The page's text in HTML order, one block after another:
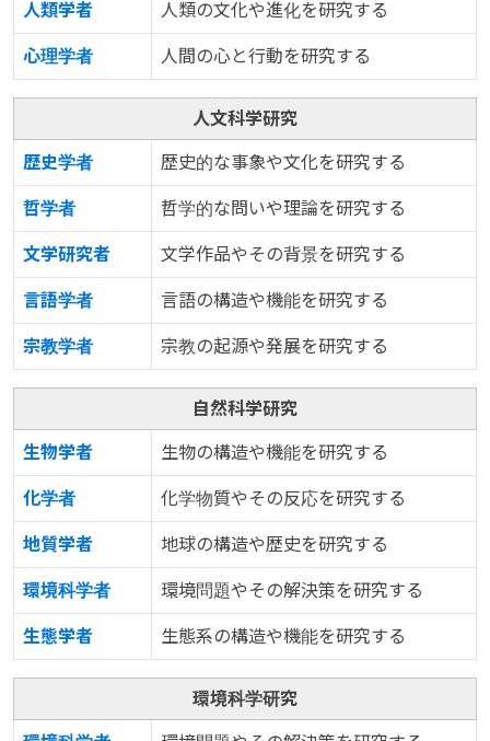
人類学者 人類の文化や進化を研究する
心理学者 人間の心と行動を研究する
人文科学研究
歴史学者 歴史的な事象や文化を研究する
哲学者 哲学的な問いや理論を研究する
文学研究者 文学作品やその背景を研究する
言語学者 言語の構造や機能を研究する
宗教学者 宗教の起源や発展を研究する
自然科学研究
生物学者 生物の構造や機能を研究する
化学者 化学物質やその反応を研究する
地質学者 地球の構造や歴史を研究する
環境科学者 環境問題やその解決策を研究する
生態学者 生態系の構造や機能を研究する
環境科学研究